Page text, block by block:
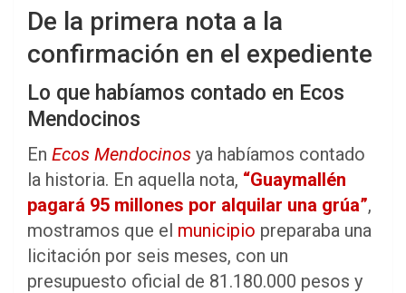
De la primera nota a la
confirmación en el expediente
Lo que habíamos contado en Ecos
Mendocinos
En Ecos Mendocinos ya habíamos contado
la historia. En aquella nota, “Guaymallén
pagará 95 millones por alquilar una grúa”,
mostramos que el municipio preparaba una
licitación por seis meses, con un
presupuesto oficial de 81.180.000 pesos y